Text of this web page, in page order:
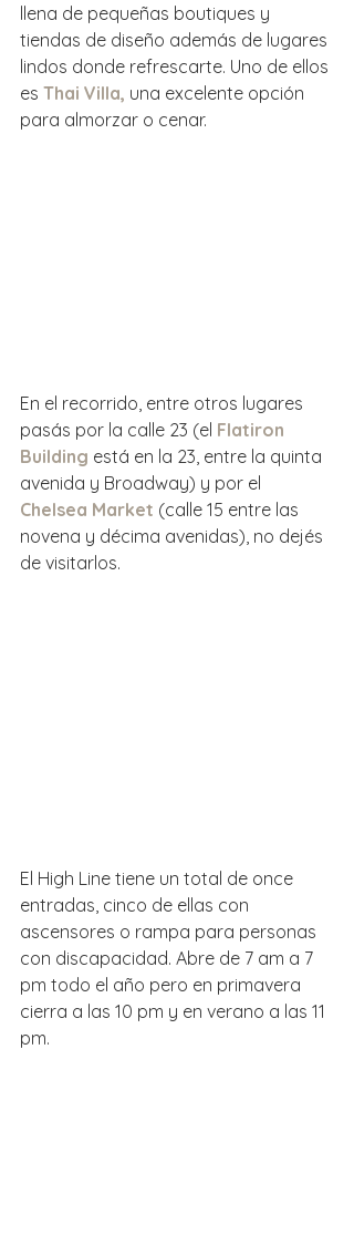
llena de pequeñas boutiques y
tiendas de diseño además de lugares
lindos donde refrescarte. Uno de ellos
es Thai Villa, una excelente opción
para almorzar o cenar.
En el recorrido, entre otros lugares
pasás por la calle 23 (el Flatiron
Building está en la 23, entre la quinta
avenida y Broadway) y por el
Chelsea Market (calle 15 entre las
novena y décima avenidas), no dejés
de visitarlos.
El High Line tiene un total de once
entradas, cinco de ellas con
ascensores o rampa para personas
con discapacidad. Abre de 7 am a 7
pm todo el año pero en primavera
cierra a las 10 pm y en verano a las 11
pm.